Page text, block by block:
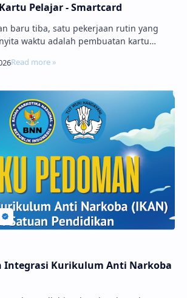
Pelajar - Smartcard
baru tiba, satu pekerjaan rutin yang
waktu adalah pembuatan kartu
sederhana, tetapi …
Integrasi Kurikulum Anti Narkoba